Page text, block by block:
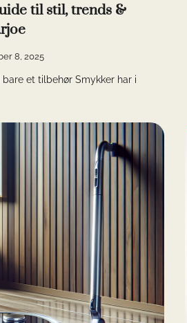
til stil, trends &
8, 2025
et tilbehør Smykker har i